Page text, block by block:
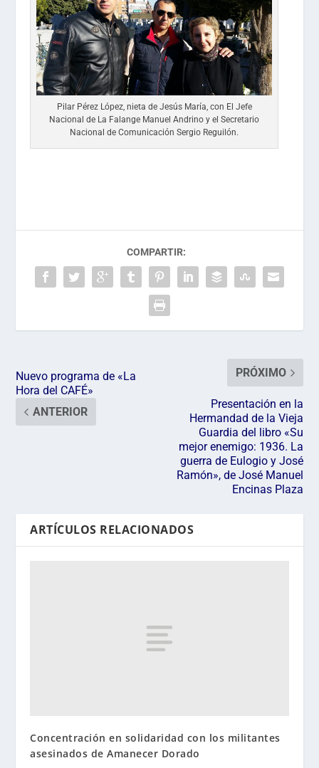
Pilar Pérez López, nieta de Jesús María, con El Jefe
Nacional de La Falange Manuel Andrino y el Secretario
Nacional de Comunicación Sergio Reguilón.
COMPARTIR:
Nuevo programa de «La
Hora del CAFÉ»
ANTERIOR
PRÓXIMO
Presentación en la
Hermandad de la Vieja
Guardia del libro «Su
mejor enemigo: 1936. La
guerra de Eulogio y José
Ramón», de José Manuel
Encinas Plaza
ARTÍCULOS RELACIONADOS
Concentración en solidaridad con los militantes
asesinados de Amanecer Dorado